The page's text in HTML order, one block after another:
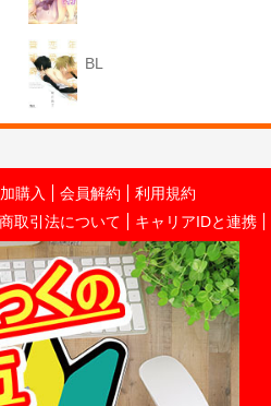
BL
購入 会員解約
利用規約
取引法について キャリアIDと連携